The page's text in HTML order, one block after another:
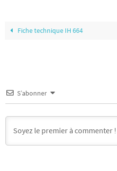
Fiche technique IH 664
S’abonner